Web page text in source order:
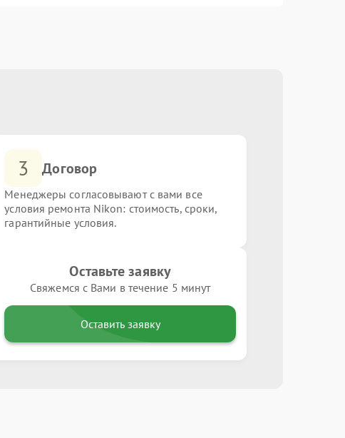
3 Договор
Менеджеры согласовывают с вами все
условия ремонта Nikon: стоимость, сроки,
гарантийные условия.
Оставьте заявку
Свяжемся с Вами в течение 5 минут
Оставить заявку